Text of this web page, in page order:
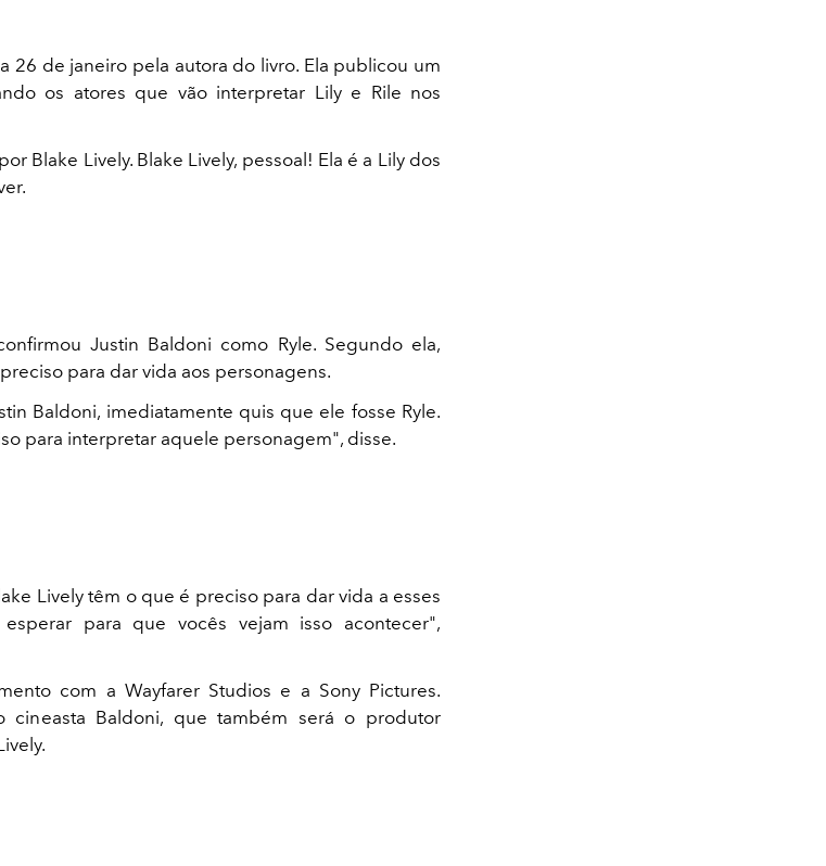
26 de janeiro pela autora do livro. Ela publicou um
os atores que vão interpretar Lily e Rile nos
Blake Lively. Blake Lively, pessoal! Ela é a Lily dos
Justin Baldoni como Ryle. Segundo ela,
para dar vida aos personagens.
Baldoni, imediatamente quis que ele fosse Ryle.
para interpretar aquele personagem", disse.
Lively têm o que é preciso para dar vida a esses
para que vocês vejam isso acontecer",
com a Wayfarer Studios e a Sony Pictures.
cineasta Baldoni, que também será o produtor